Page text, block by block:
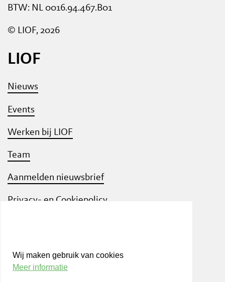
Wij maken gebruik van cookies
Meer informatie
BTW: NL 0016.94.467.B01
© LIOF, 2026
LIOF
Nieuws
Events
Werken bij LIOF
Team
Aanmelden nieuwsbrief
Privacy- en Cookiepolicy